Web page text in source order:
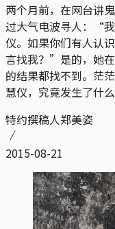
两个月前，在网台讲
过大气电波寻人：“
仪。如果你们有人认
言找我？”是的，她
的结果都找不到。茫
慧仪，究竟发生了什么
特约撰稿人郑美姿
2015-08-21